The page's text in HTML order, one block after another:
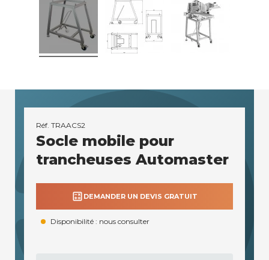
Réf. TRAACS2
Socle mobile pour
trancheuses Automaster
calculate DEMANDER UN DEVIS GRATUIT
Disponibilité : nous consulter